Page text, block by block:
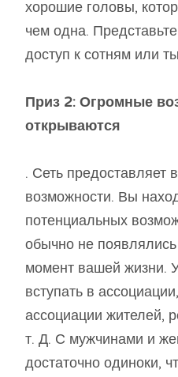
хорошие головы,
чем одна.
доступ к сотням или
Приз 2: Огромные
открываются
. Сеть предоставляет
возможности. Вы
потенциальных
обычно не
момент вашей жизни.
вступать в
ассоциации жителей,
т. Д. С мужчинами и
достаточно одиноки,